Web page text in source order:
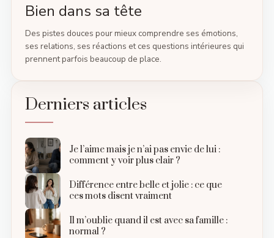
Bien dans sa tête
Des pistes douces pour mieux comprendre ses émotions,
ses relations, ses réactions et ces questions intérieures qui
prennent parfois beaucoup de place.
Derniers articles
Je l’aime mais je n’ai pas envie de lui :
comment y voir plus clair ?
Différence entre belle et jolie : ce que
ces mots disent vraiment
Il m’oublie quand il est avec sa famille :
normal ?